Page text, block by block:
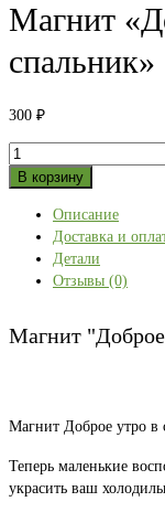
Магнит
спальник»
300 ₽
Количество
товара
"Доброе
утро
спальник"
В корзину
Описание
Доставка и
Детали
Отзывы (0)
Магнит
Магнит Доброе утро в
Теперь маленькие
украсить ваш